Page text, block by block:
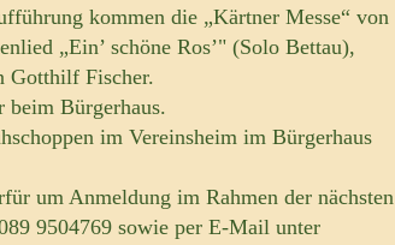
kommen die „Kärtner Messe“ von
„Ein’ schöne Ros’" (Solo Bettau),
Gotthilf Fischer.
Bürgerhaus.
im Vereinsheim im Bürgerhaus
um Anmeldung im Rahmen der nächsten
9504769 sowie per E-Mail unter